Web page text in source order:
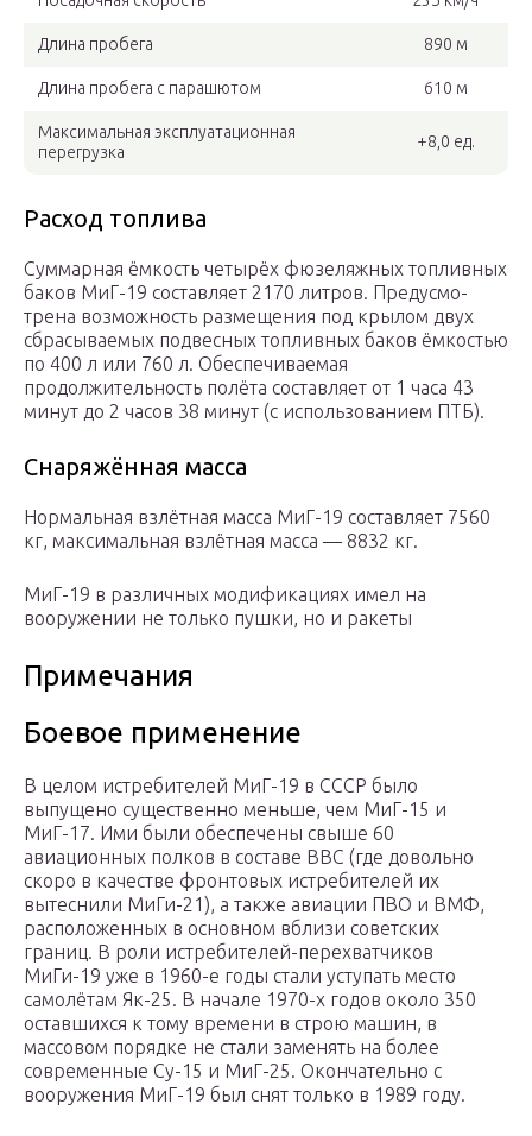
Длина пробега 890 м
Длина пробега с парашютом 610 м
Максимальная эксплуатационная
перегрузка
+8,0 ед.
Расход топлива
Суммарная ёмкость четырёх фюзеляж­ных топливных
баков МиГ-19 составляет 2170 литров. Предусмо­
трена возможность размещения под кры­лом двух
сбрасываемых подвесных топливных баков ёмкостью
по 400 л или 760 л. Обеспечиваемая
продолжительность полёта составляет от 1 часа 43
минут до 2 часов 38 минут (с использованием ПТБ).
Снаряжённая масса
Нормальная взлётная масса МиГ-19 составляет 7560
кг, максимальная взлётная масса — 8832 кг.
МиГ-19 в различных модификациях имел на
вооружении не только пушки, но и ракеты
Примечания
Боевое применение
В целом истребителей МиГ-19 в СССР было
выпущено существенно меньше, чем МиГ-15 и
МиГ-17. Ими были обеспечены свыше 60
авиационных полков в составе ВВС (где довольно
скоро в качестве фронтовых истребителей их
вытеснили МиГи-21), а также авиации ПВО и ВМФ,
расположенных в основном вблизи советских
границ. В роли истребителей-перехватчиков
МиГи-19 уже в 1960-е годы стали уступать место
самолётам Як-25. В начале 1970-х годов около 350
оставшихся к тому времени в строю машин, в
массовом порядке не стали заменять на более
современные Су-15 и МиГ-25. Окончательно с
вооружения МиГ-19 был снят только в 1989 году.